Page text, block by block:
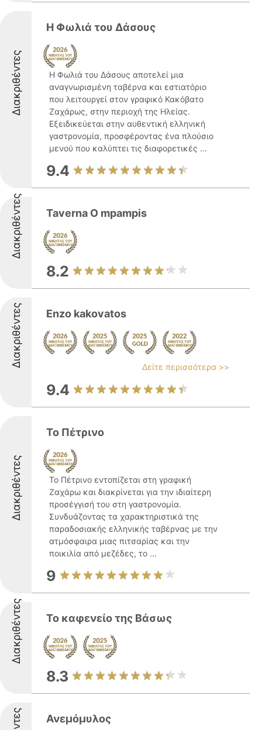
Διακριθέντες
Η Φωλιά του Δάσους
Η Φωλιά του Δάσους αποτελεί μια
αναγνωρισμένη ταβέρνα και εστιατόριο
που λειτουργεί στον γραφικό Κακόβατο
Ζαχάρως, στην περιοχή της Ηλείας.
Εξειδικεύεται στην αυθεντική ελληνική
γαστρονομία, προσφέροντας ένα πλούσιο
μενού που καλύπτει τις διαφορετικές ...
9.4
Διακριθέντες Taverna O mpampis
8.2
Διακριθέντες Enzo kakovatos
Δείτε περισσότερα >>
9.4
Διακριθέντες
Το Πέτρινο
Το Πέτρινο εντοπίζεται στη γραφική
Ζαχάρω και διακρίνεται για την ιδιαίτερη
προσέγγισή του στη γαστρονομία.
Συνδυάζοντας τα χαρακτηριστικά της
παραδοσιακής ελληνικής ταβέρνας με την
ατμόσφαιρα μιας πιτσαρίας και την
ποικιλία από μεζέδες, το ...
9
Διακριθέντες Το καφενείο της Βάσως
8.3
Ανεμόμυλος